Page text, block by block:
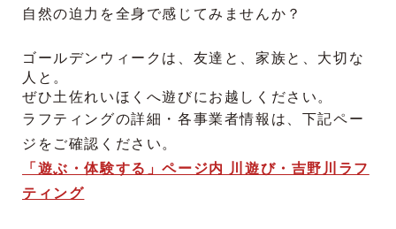
自然の迫力を全身で感じてみませんか？
ゴールデンウィークは、友達と、家族と、大切な
人と。
ぜひ土佐れいほくへ遊びにお越しください。
ラフティングの詳細・各事業者情報は、下記ペー
ジをご確認ください。
「遊ぶ・体験する」ページ内 川遊び・吉野川ラフ
ティング